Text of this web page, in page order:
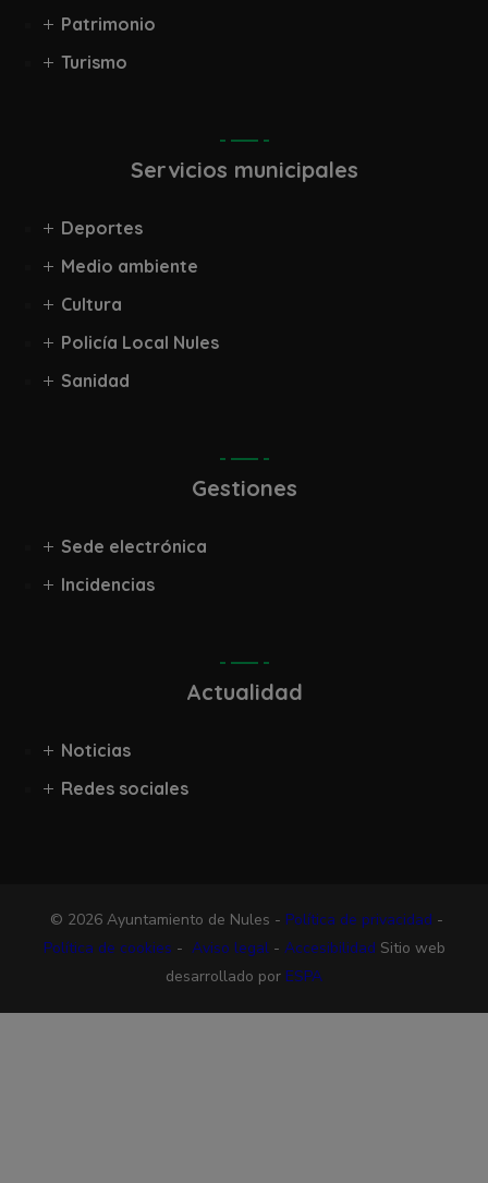
Patrimonio
Turismo
Servicios municipales
Deportes
Medio ambiente
Cultura
Policía Local Nules
Sanidad
Gestiones
Sede electrónica
Incidencias
Actualidad
Noticias
Redes sociales
© 2026 Ayuntamiento de Nules - Política de privacidad -
Política de cookies - Aviso legal- Accesibilidad Sitio web
desarrollado por ESPA